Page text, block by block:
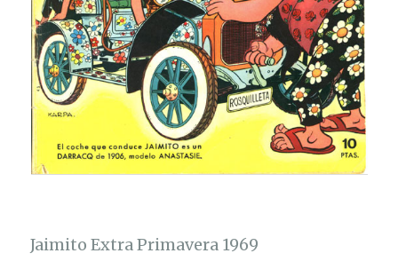
Jaimito Extra Primavera 1969